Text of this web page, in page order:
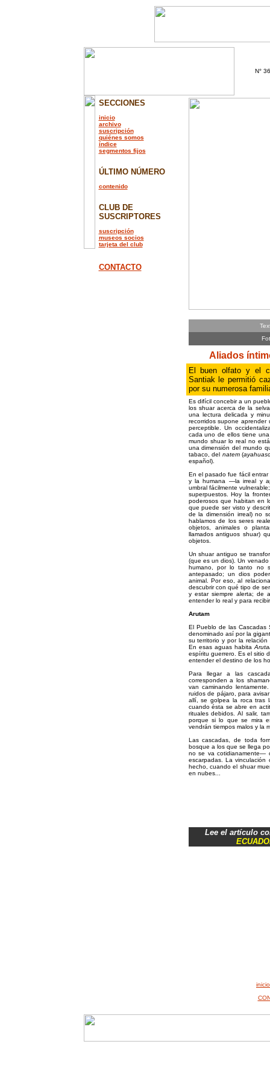
N°
SECCIONES
inicio
archivo
suscripción
quiénes somos
índice
segmentos fijos
ÚLTIMO NÚMERO
contenido
CLUB DE
SUSCRIPTORES
suscripción
museos socios
tarjeta del club
CONTACTO
Aliados
El buen olfato y el
Santiak le permitió
por su numerosa
Es difícil concebir a un
los shuar acerca de la
una lectura delicada y
recorridos supone
perceptible. Un
cada uno de ellos tiene
mundo shuar lo real no
una dimensión del mundo
tabaco, del natem(
español).
En el pasado fue fácil
y la humana —la irreal y
umbral fácilmente
superpuestos. Hoy la
poderosos que habitan en
que puede ser visto y
de la dimensión irreal) no
hablamos de los seres
objetos, animales o
llamados antiguos shuar)
objetos.
Un shuar antiguo se
(que es un dios). Un
humano, por lo tanto no
antepasado; un dios
animal. Por eso, al
descubrir con qué tipo de
y estar siempre alerta; de
entender lo real y para
Arutam
El Pueblo de las Cascadas
denominado así por la
su territorio y por la
En esas aguas habita
espíritu guerrero. Es el sitio
entender el destino de los
Para llegar a las
corresponden a los
van caminando
ruidos de pájaro, para
allí, se golpea la roca tras
cuando ésta se abre en
rituales debidos. Al salir,
porque si lo que se mira
vendrán tiempos malos y la
Las cascadas, de toda
bosque a los que se llega
no se va cotidianamente—
escarpadas. La
hecho, cuando el shuar
en nubes...
Lee el artículo
inicio